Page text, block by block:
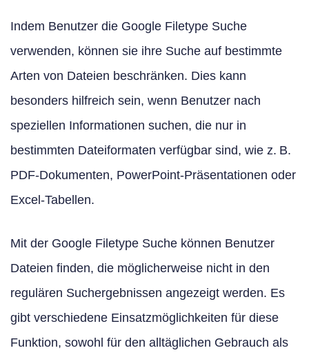
Indem Benutzer die Google Filetype Suche
verwenden, können sie ihre Suche auf bestimmte
Arten von Dateien beschränken. Dies kann
besonders hilfreich sein, wenn Benutzer nach
speziellen Informationen suchen, die nur in
bestimmten Dateiformaten verfügbar sind, wie z. B.
PDF-Dokumenten, PowerPoint-Präsentationen oder
Excel-Tabellen.
Mit der Google Filetype Suche können Benutzer
Dateien finden, die möglicherweise nicht in den
regulären Suchergebnissen angezeigt werden. Es
gibt verschiedene Einsatzmöglichkeiten für diese
Funktion, sowohl für den alltäglichen Gebrauch als